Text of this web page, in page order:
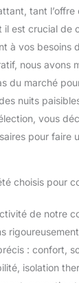
tant
il est crucial de
à vos besoins
nous avons
du marché
nuits
vous
pour faire
choisis pour
de notre
: confort,
isolation